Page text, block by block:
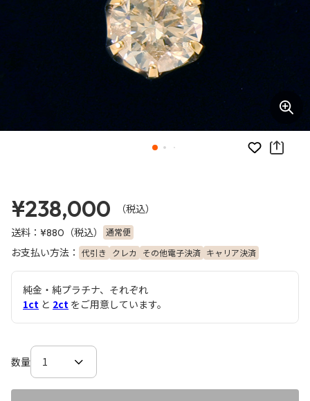
お気に入り
¥238,000
（税込）
送料： ¥880 （税込） 通常便
お支払い方法： 代引き クレカ その他電子決済 キャリア決済
純金・純プラチナ、それぞれ
1ct と 2ct をご用意しています。
数量